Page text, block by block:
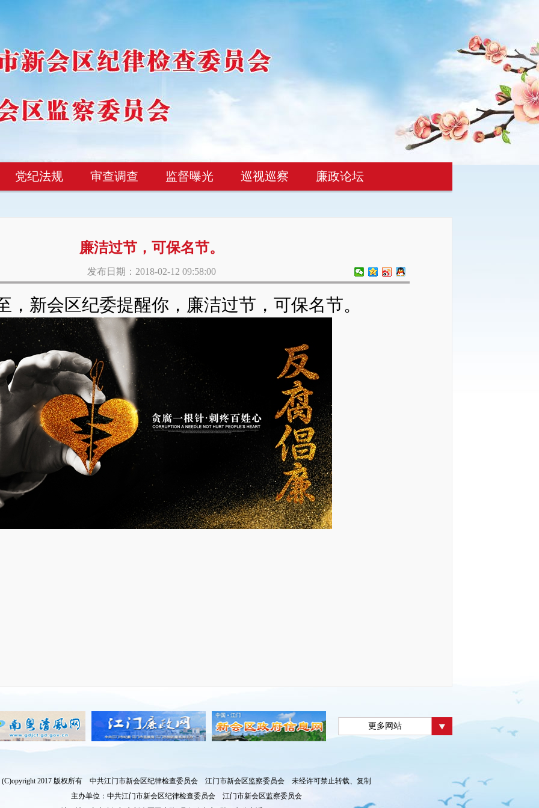
党纪法规 审查调查 监督曝光 巡视巡察 廉政论坛
廉洁过节，可保名节。
发布日期：2018-02-12 09:58:00
，新会区纪委提醒你，廉洁过节，可保名节。
更多网站
(C)opyright 2017 版权所有 中共江门市新会区纪律检查委员会 江门市新会区监察委员会 未经许可禁止转载、复制
主办单位：中共江门市新会区纪律检查委员会 江门市新会区监察委员会